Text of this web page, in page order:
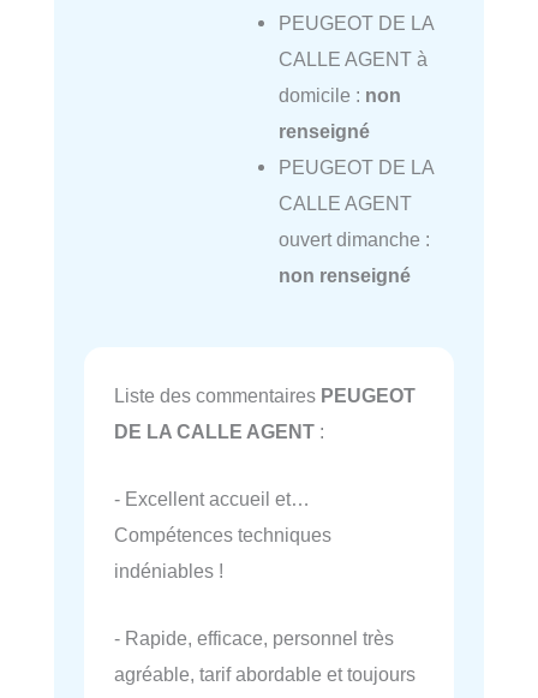
PEUGEOT DE LA
CALLE AGENT à
domicile : non
renseigné
PEUGEOT DE LA
CALLE AGENT
ouvert dimanche :
non renseigné
Liste des commentaires PEUGEOT
DE LA CALLE AGENT :
- Excellent accueil et…
Compétences techniques
indéniables !
- Rapide, efficace, personnel très
agréable, tarif abordable et toujours